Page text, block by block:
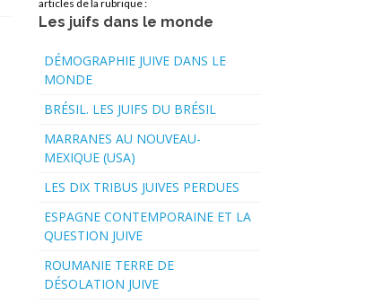
articles de la rubrique :
Les juifs dans le monde
DÉMOGRAPHIE JUIVE DANS LE
MONDE
BRÉSIL. LES JUIFS DU BRÉSIL
MARRANES AU NOUVEAU-
MEXIQUE (USA)
LES DIX TRIBUS JUIVES PERDUES
ESPAGNE CONTEMPORAINE ET LA
QUESTION JUIVE
ROUMANIE TERRE DE
DÉSOLATION JUIVE